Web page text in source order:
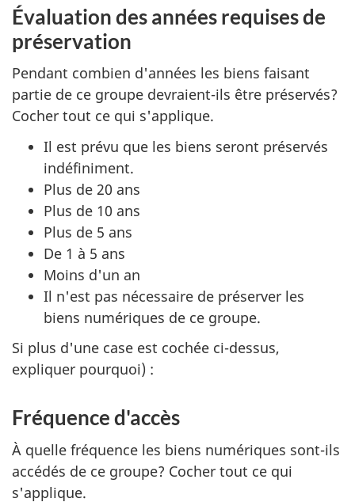
Évaluation des années requises de
préservation
Pendant combien d'années les biens faisant
partie de ce groupe devraient-ils être préservés?
Cocher tout ce qui s'applique.
Il est prévu que les biens seront préservés
indéfiniment.
Plus de 20 ans
Plus de 10 ans
Plus de 5 ans
De 1 à 5 ans
Moins d'un an
Il n'est pas nécessaire de préserver les
biens numériques de ce groupe.
Si plus d'une case est cochée ci-dessus,
expliquer pourquoi) :
Fréquence d'accès
À quelle fréquence les biens numériques sont-ils
accédés de ce groupe? Cocher tout ce qui
s'applique.